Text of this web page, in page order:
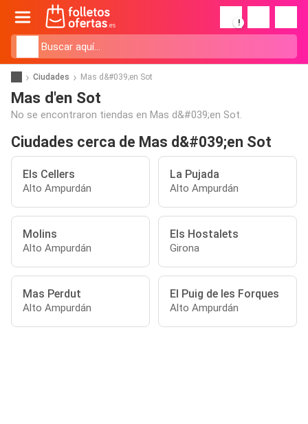
!
Ciudades Mas d&#039;en Sot
Mas d'en Sot
No se encontraron tiendas en Mas d&#039;en Sot.
Ciudades cerca de Mas d&#039;en Sot
Els Cellers
Alto Ampurdán
La Pujada
Alto Ampurdán
Molins
Alto Ampurdán
Els Hostalets
Girona
Mas Perdut
Alto Ampurdán
El Puig de les Forques
Alto Ampurdán